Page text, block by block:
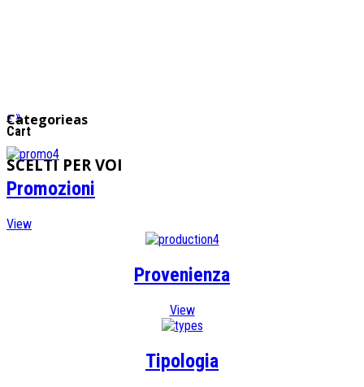
« »
Cart
SCELTIPER VOI
Categorieas
Promozioni
View
Provenienza
View
Tipologia